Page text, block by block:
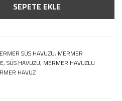
SEPETE EKLE
SÜS HAVUZU, MERMER
SÜS HAVUZU, MERMER HAVUZLU
HAVUZ